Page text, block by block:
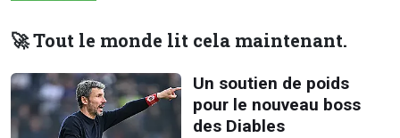
🚀 Tout le monde lit cela maintenant.
Un soutien de poids
pour le nouveau boss
des Diables